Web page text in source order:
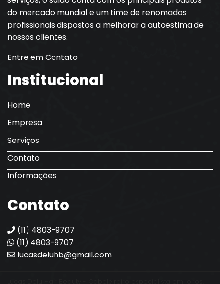
do mercado mundial e um time de renomados
profissionais dispostos a melhorar a autoestima de
nossos clientes.
Entre em Contato
Institucional
Home
Empresa
Serviços
Contato
Informações
Contato
(11) 4803-9707
(11) 4803-9707
lucasdeluhb@gmail.com